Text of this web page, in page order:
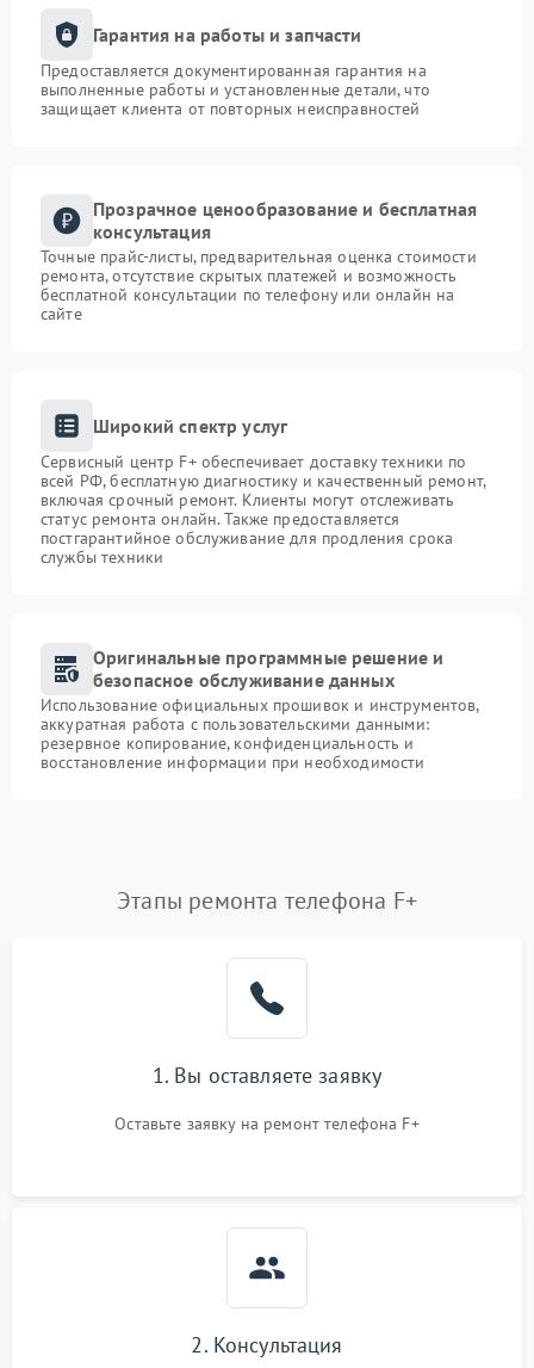
Гарантия на работы и запчасти
Предоставляется документированная гарантия на
выполненные работы и установленные детали, что
защищает клиента от повторных неисправностей
Прозрачное ценообразование и бесплатная
консультация
Точные прайс-листы, предварительная оценка стоимости
ремонта, отсутствие скрытых платежей и возможность
бесплатной консультации по телефону или онлайн на
сайте
Широкий спектр услуг
Сервисный центр F+ обеспечивает доставку техники по
всей РФ, бесплатную диагностику и качественный ремонт,
включая срочный ремонт. Клиенты могут отслеживать
статус ремонта онлайн. Также предоставляется
постгарантийное обслуживание для продления срока
службы техники
Оригинальные программные решение и
безопасное обслуживание данных
Использование официальных прошивок и инструментов,
аккуратная работа с пользовательскими данными:
резервное копирование, конфиденциальность и
восстановление информации при необходимости
Этапы ремонта телефона F+
1. Вы оставляете заявку
Оставьте заявку на ремонт телефона F+
2. Консультация